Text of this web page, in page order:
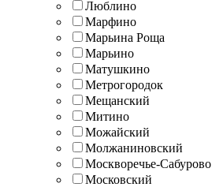
Люблино
Марфино
Марьина Роща
Марьино
Матушкино
Метрогородок
Мещанский
Митино
Можайский
Молжаниновский
Москворечье-Сабурово
Московский